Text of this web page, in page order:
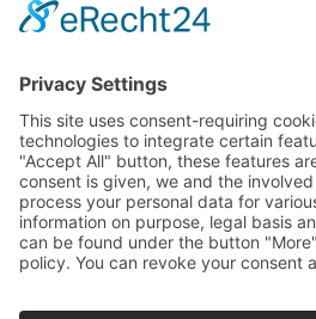
Bericht der Passauer Neuen Presse:
wird-im-landkreis-passau-gross-gefeiert-
19454210